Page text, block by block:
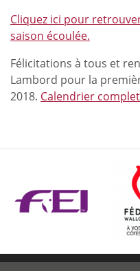
Cliquez ici pour
saison écoulée.
Félicitations à tous et
Lambord pour la
2018. Calendrier